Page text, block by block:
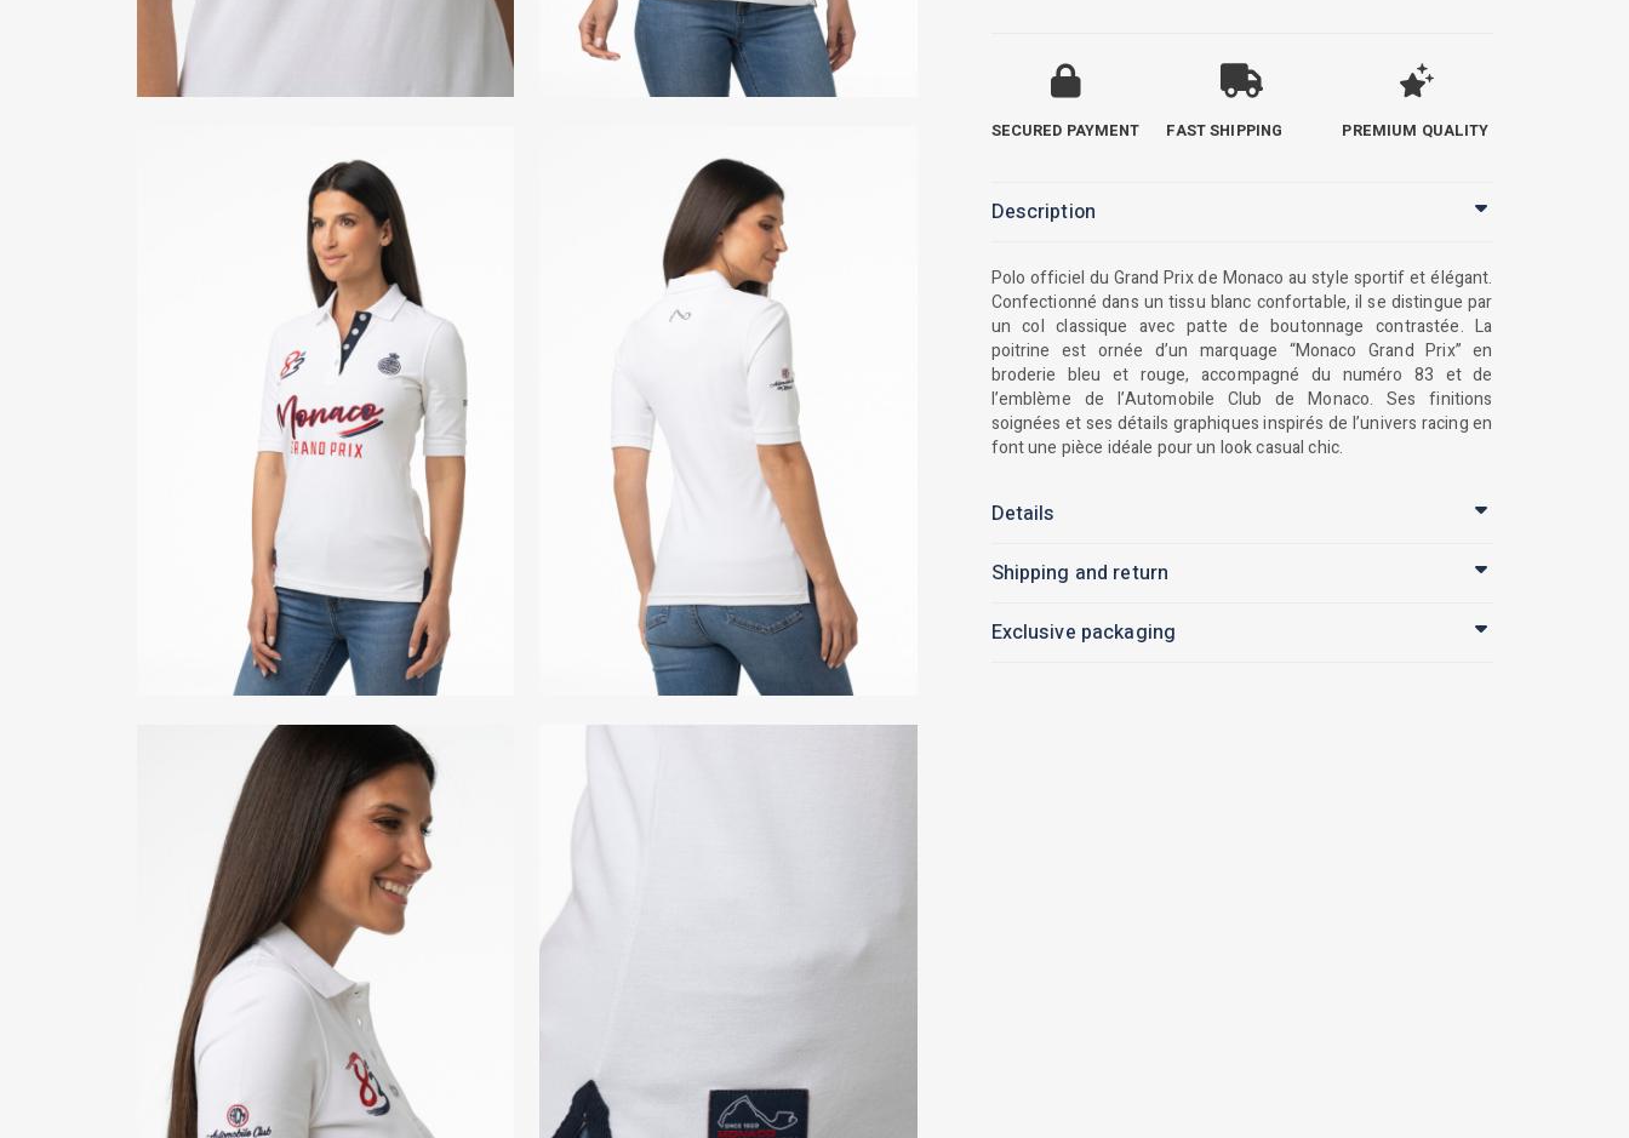
SECURED PAYMENT FAST SHIPPING PREMIUM QUALITY
Description
Polo officiel du Grand Prix de Monaco au style sportif et élégant.
Confectionné dans un tissu blanc confortable, il se distingue par
un col classique avec patte de boutonnage contrastée. La
poitrine est ornée d’un marquage “Monaco Grand Prix” en
broderie bleu et rouge, accompagné du numéro 83 et de
l’emblème de l’Automobile Club de Monaco. Ses finitions
soignées et ses détails graphiques inspirés de l’univers racing en
font une pièce idéale pour un look casual chic.
Details
Shipping and return
Exclusive packaging